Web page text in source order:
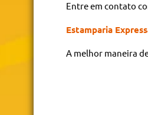
Entre em contato
Estamparia
A melhor maneira